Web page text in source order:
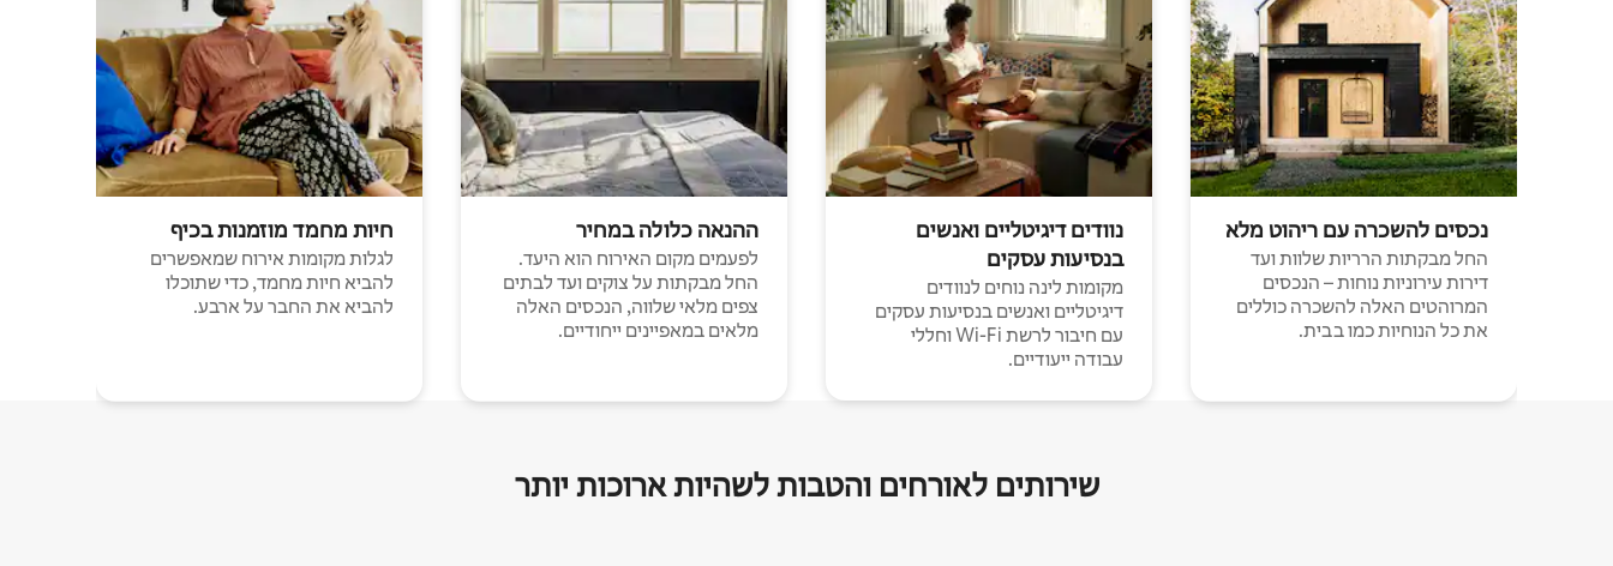
נכסים להשכרה עם ריהוט מלא
החל מבקתות הרריות שלוות ועד
דירות עירוניות נוחות – הנכסים
המרוהטים האלה להשכרה כוללים
את כל הנוחיות כמו בבית.
נוודים דיגיטליים ואנשים
בנסיעות עסקים
מקומות לינה נוחים לנוודים
דיגיטליים ואנשים בנסיעות עסקים
עם חיבור לרשת Wi-Fi וחללי
עבודה ייעודיים.
ההנאה כלולה במחיר
לפעמים מקום האירוח הוא היעד.
החל מבקתות על צוקים ועד לבתים
צפים מלאי שלווה, הנכסים האלה
מלאים במאפיינים ייחודיים.
חיות מחמד מוזמנות בכיף
לגלות מקומות אירוח שמאפשרים
להביא חיות מחמד, כדי שתוכלו
להביא את החבר על ארבע.
שירותים לאורחים והטבות לשהיות ארוכות יותר